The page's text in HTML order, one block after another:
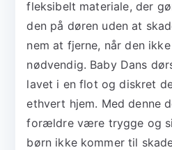
fleksibelt materiale, der
den på døren uden at
nem at fjerne, når den
nødvendig. Baby Dans
lavet i en flot og diskret
ethvert hjem. Med denne
forældre være trygge og
børn ikke kommer til